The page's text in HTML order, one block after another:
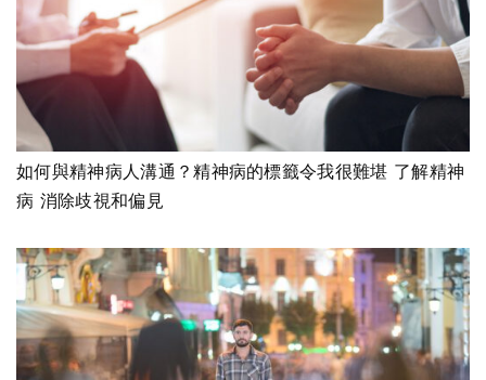
如何與精神病人溝通？精神病的標籤令我很難堪 了解精神
病 消除歧視和偏見